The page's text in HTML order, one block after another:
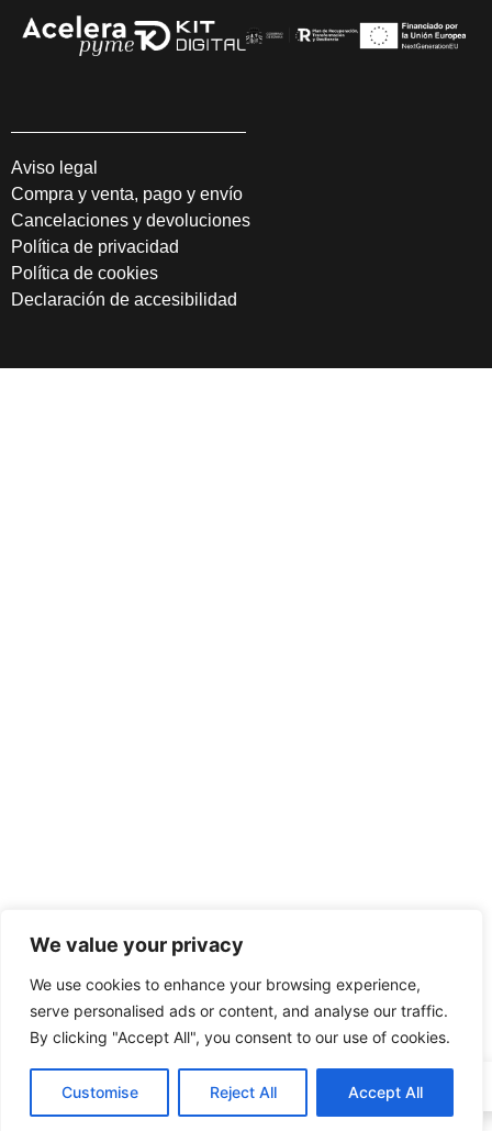
We value your privacy
We use cookies to enhance your browsing experience,
serve personalised ads or content, and analyse our traffic.
By clicking "Accept All", you consent to our use of cookies.
Customise Reject All Accept All
Aviso legal
Compra y venta, pago y envío
Cancelaciones y devoluciones
Política de privacidad
Política de cookies
Declaración de accesibilidad